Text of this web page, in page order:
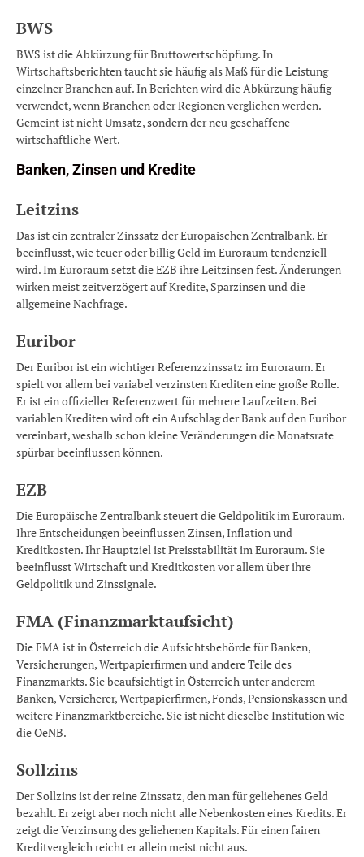
BWS
BWS ist die Abkürzung für Bruttowertschöpfung. In
Wirtschaftsberichten taucht sie häufig als Maß für die Leistung
einzelner Branchen auf. In Berichten wird die Abkürzung häufig
verwendet, wenn Branchen oder Regionen verglichen werden.
Gemeint ist nicht Umsatz, sondern der neu geschaffene
wirtschaftliche Wert.
Banken, Zinsen und Kredite
Leitzins
Das ist ein zentraler Zinssatz der Europäischen Zentralbank. Er
beeinflusst, wie teuer oder billig Geld im Euroraum tendenziell
wird. Im Euroraum setzt die EZB ihre Leitzinsen fest. Änderungen
wirken meist zeitverzögert auf Kredite, Sparzinsen und die
allgemeine Nachfrage.
Euribor
Der Euribor ist ein wichtiger Referenzzinssatz im Euroraum. Er
spielt vor allem bei variabel verzinsten Krediten eine große Rolle.
Er ist ein offizieller Referenzwert für mehrere Laufzeiten. Bei
variablen Krediten wird oft ein Aufschlag der Bank auf den Euribor
vereinbart, weshalb schon kleine Veränderungen die Monatsrate
spürbar beeinflussen können.
EZB
Die Europäische Zentralbank steuert die Geldpolitik im Euroraum.
Ihre Entscheidungen beeinflussen Zinsen, Inflation und
Kreditkosten. Ihr Hauptziel ist Preisstabilität im Euroraum. Sie
beeinflusst Wirtschaft und Kreditkosten vor allem über ihre
Geldpolitik und Zinssignale.
FMA (Finanzmarktaufsicht)
Die FMA ist in Österreich die Aufsichtsbehörde für Banken,
Versicherungen, Wertpapierfirmen und andere Teile des
Finanzmarkts. Sie beaufsichtigt in Österreich unter anderem
Banken, Versicherer, Wertpapierfirmen, Fonds, Pensionskassen und
weitere Finanzmarktbereiche. Sie ist nicht dieselbe Institution wie
die OeNB.
Sollzins
Der Sollzins ist der reine Zinssatz, den man für geliehenes Geld
bezahlt. Er zeigt aber noch nicht alle Nebenkosten eines Kredits. Er
zeigt die Verzinsung des geliehenen Kapitals. Für einen fairen
Kreditvergleich reicht er allein meist nicht aus.